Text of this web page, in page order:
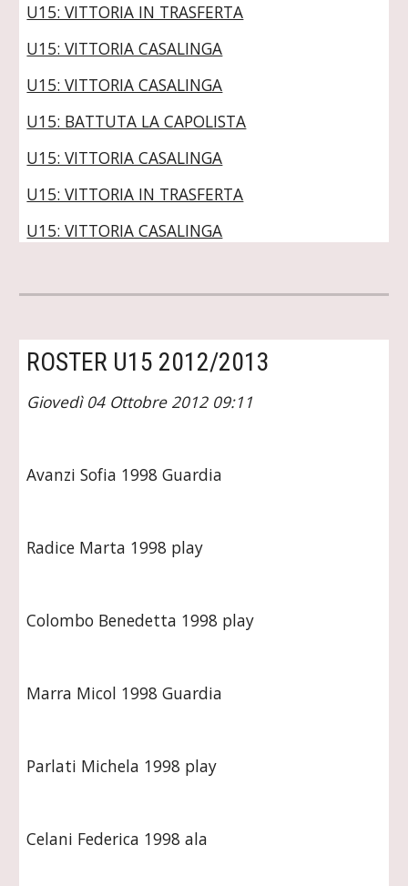
U15: VITTORIA IN TRASFERTA
U15: VITTORIA CASALINGA
U15: VITTORIA CASALINGA
U15: BATTUTA LA CAPOLISTA
U15: VITTORIA CASALINGA
U15: VITTORIA IN TRASFERTA
U15: VITTORIA CASALINGA
ROSTER U15 2012/2013
Giovedì 04 Ottobre 2012 09:11
Avanzi Sofia 1998 Guardia
Radice Marta 1998 play
Colombo Benedetta 1998 play
Marra Micol 1998 Guardia
Parlati Michela 1998 play
Celani Federica 1998 ala